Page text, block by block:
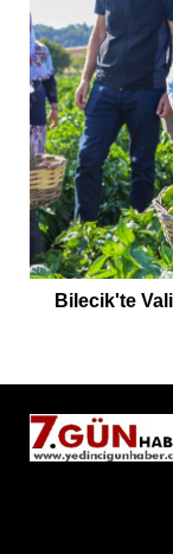
Bilecik'te